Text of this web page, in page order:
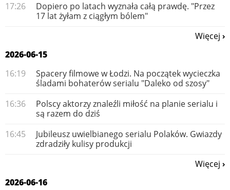
17:26
Dopiero po latach wyznała całą prawdę. "Przez
17 lat żyłam z ciągłym bólem"
Więcej
2026-06-15
16:19
Spacery filmowe w Łodzi. Na początek wycieczka
śladami bohaterów serialu "Daleko od szosy"
16:36
Polscy aktorzy znaleźli miłość na planie serialu i
są razem do dziś
16:45
Jubileusz uwielbianego serialu Polaków. Gwiazdy
zdradziły kulisy produkcji
Więcej
2026-06-16